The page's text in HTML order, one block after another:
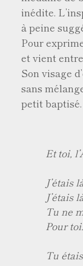
inédite.
à peine
Pour
et vient
Son visage
sans
petit baptisé.
Et toi,
J’étais
J’étais
Tu ne
Pour toi.
Tu